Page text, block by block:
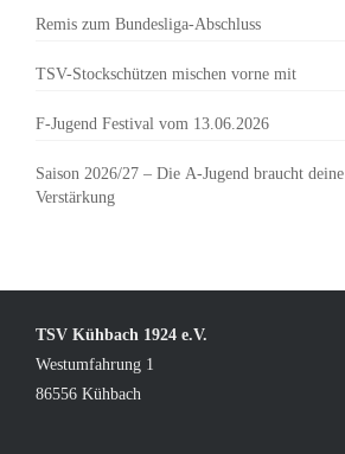
Remis zum Bundesliga-Abschluss
TSV-Stockschützen mischen vorne mit
F-Jugend Festival vom 13.06.2026
Saison 2026/27 – Die A-Jugend braucht deine
Verstärkung
TSV Kühbach 1924 e.V.
Westumfahrung 1
86556 Kühbach